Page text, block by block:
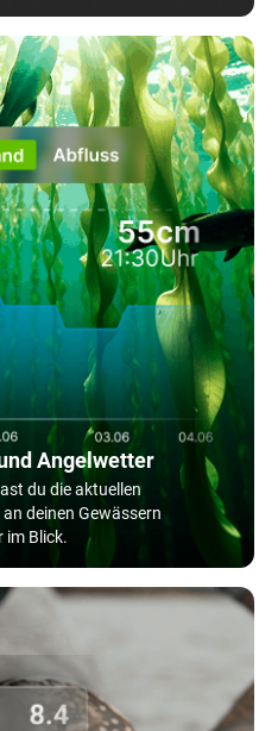
Angelwetter
du die aktuellen
deinen Gewässern
im Blick.